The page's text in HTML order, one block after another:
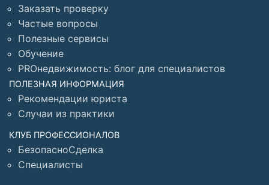
Заказать проверку
Частые вопросы
Полезные сервисы
Обучение
PROнедвижимость: блог для специалистов
ПОЛЕЗНАЯ ИНФОРМАЦИЯ
Рекомендации юриста
Случаи из практики
КЛУБ ПРОФЕССИОНАЛОВ
БезопасноСделка
Специалисты